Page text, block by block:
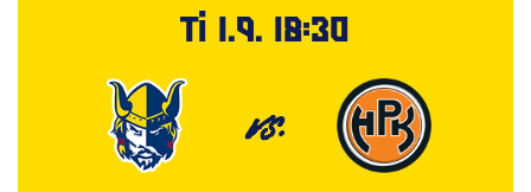
Ti 1.9. 18:30
VS.